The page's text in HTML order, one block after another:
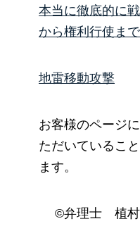
本当に徹底的に
から権利行使まで
地雷移動攻撃
お客様のページ
ただいているこ
ます。
©弁理士 植